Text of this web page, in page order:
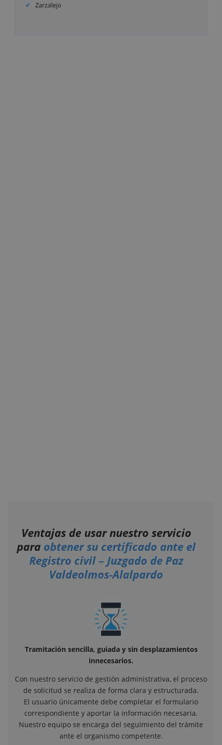
Zarzalejo
Ventajas de usar nuestro servicio
para obtener su certificado ante el
Registro civil – Juzgado de Paz
Valdeolmos-Alalpardo
Tramitación sencilla, guiada y sin desplazamientos
innecesarios.
Con nuestro servicio de gestión administrativa, el proceso
de solicitud se realiza de forma clara y estructurada.
El usuario únicamente debe completar el formulario
correspondiente y aportar la información necesaria.
Nuestro equipo se encarga del seguimiento del trámite
ante el organismo competente.